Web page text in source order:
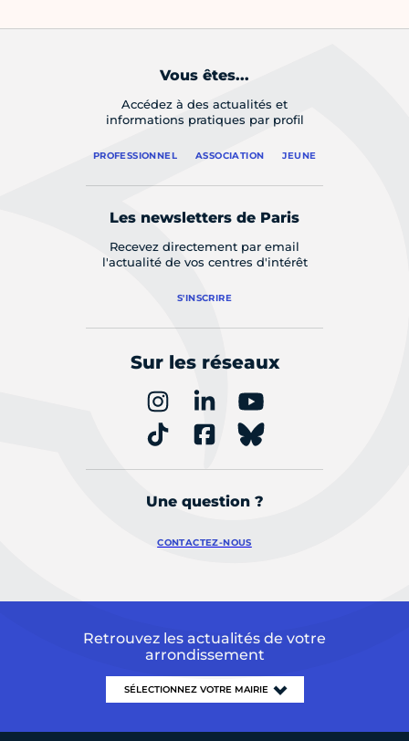
Vous êtes...
Accédez à des actualités et
informations pratiques par profil
PROFESSIONNEL ASSOCIATION JEUNE
Les newsletters de Paris
Recevez directement par email
l'actualité de vos centres d'intérêt
S'INSCRIRE
Sur les réseaux
Une question ?
CONTACTEZ-NOUS
Retrouvez les actualités de votre
arrondissement